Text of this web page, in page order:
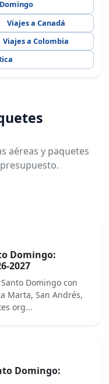
Viajes a Canadá
Viajes a Colombia
aéreas y paquetes
Domingo:
2027
Domingo con
Marta, San Andrés,
org...
Domingo: